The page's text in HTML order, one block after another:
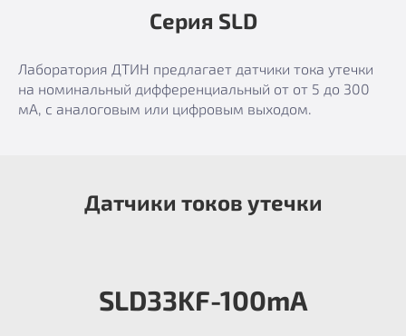
Серия SLD
Лаборатория ДТИН предлагает датчики тока утечки
на номинальный дифференциальный от от 5 до 300
мА, с аналоговым или цифровым выходом.
Датчики токов утечки
SLD33KF-100mА